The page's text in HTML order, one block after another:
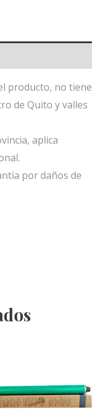
producto, no tiene
de Quito y valles
aplica
por daños de